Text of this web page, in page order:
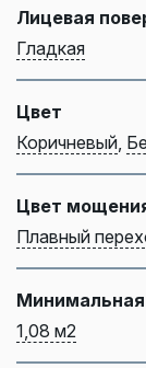
Лицевая
Гладкая
Цвет
Коричневый
Цвет
Плавный
Минимальная
1,08 м2